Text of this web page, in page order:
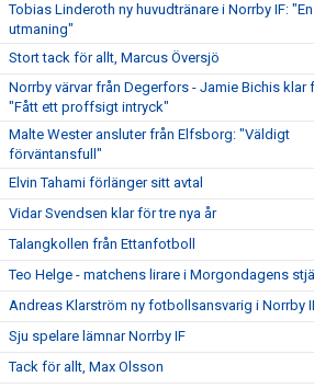
Tobias Linderoth ny huvudtränare i Norrby IF:
utmaning"
Stort tack för allt, Marcus Översjö
Norrby värvar från Degerfors - Jamie Bichis klar
"Fått ett proffsigt intryck"
Malte Wester ansluter från Elfsborg: "Väldigt
förväntansfull"
Elvin Tahami förlänger sitt avtal
Vidar Svendsen klar för tre nya år
Talangkollen från Ettanfotboll
Teo Helge - matchens lirare i Morgondagens
Andreas Klarström ny fotbollsansvarig i Norrby
Sju spelare lämnar Norrby IF
Tack för allt, Max Olsson